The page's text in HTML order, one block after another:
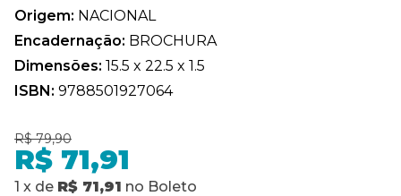
Origem: NACIONAL
Encadernação: BROCHURA
Dimensões: 15.5 x 22.5 x 1.5
ISBN: 9788501927064
R$ 79,90
R$ 71,91
1 x de R$ 71,91 no Boleto